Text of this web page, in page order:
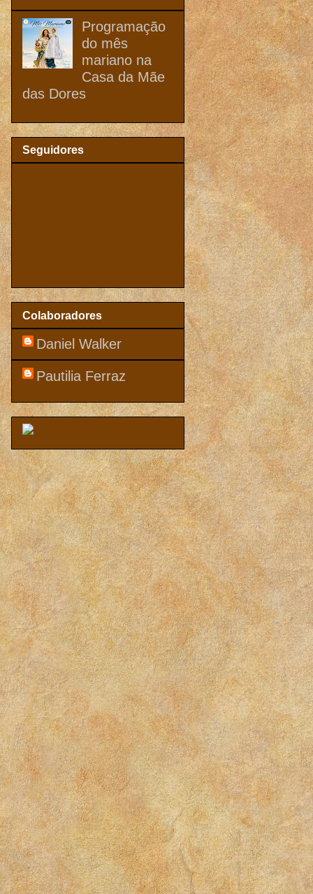
Programação
do mês
mariano na
Casa da Mãe
das Dores
Seguidores
Colaboradores
Daniel Walker
Pautilia Ferraz